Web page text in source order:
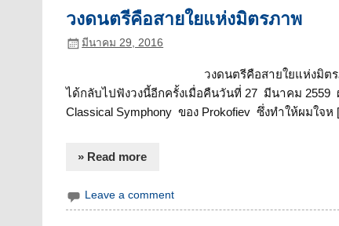
วงดนตรีคือสายใยแห่งมิตรภาพ
มีนาคม 29, 2016
วงดนตรีคือสายใยแห่งมิ
ได้กลับไปฟังวงนี้อีกครั้งเมื่อคืนวันที่ 27 มีนาคม
Classical Symphony ของ Prokofiev ซึ่งทำให้ผมใจห
» Read more
Leave a comment